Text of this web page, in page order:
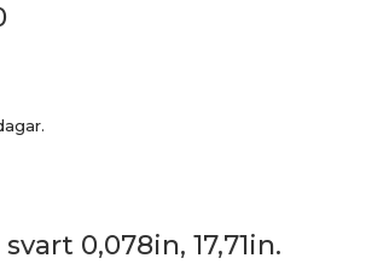
0,078in, 17,71in.